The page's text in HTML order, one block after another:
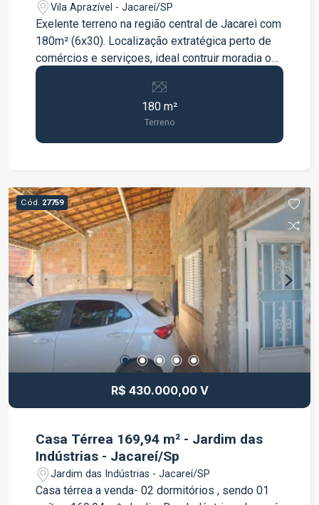
Vila Aprazível - Jacareí/SP
Exelente terreno na região central de Jacareì com
180m² (6x30). Localização extratégica perto de
comércios e serviçoes, ideal contruir moradia ou
investimento. Ótima oportunidade!
180 m²
Terreno
Cód. 27759
R$ 430.000,00 V
Casa Térrea 169,94 m² - Jardim das
Indústrias - Jacareí/Sp
Jardim das Indústrias - Jacareí/SP
Casa térrea a venda- 02 dormitórios , sendo 01